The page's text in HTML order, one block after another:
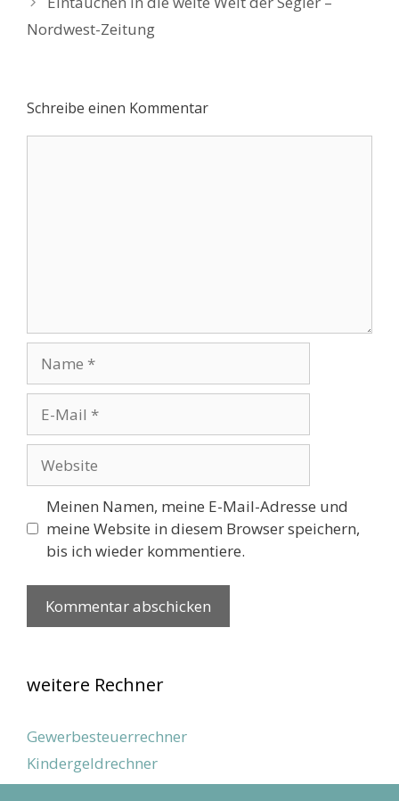
Nordwest-Zeitung
Schreibe einen Kommentar
Mail
Meinen Namen, meine E-Mail-Adresse und
meine Website in diesem Browser speichern,
bis ich wieder kommentiere.
weitere Rechner
Gewerbesteuerrechner
Kindergeldrechner